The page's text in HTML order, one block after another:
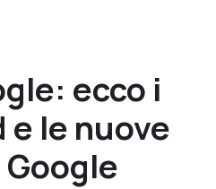
ecco i
e le nuove